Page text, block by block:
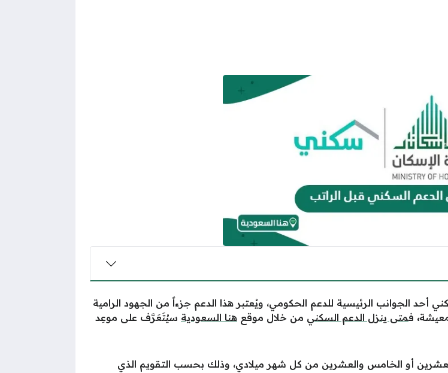
أحد الجوانب الرئيسية للدعم الحكومي، ويُعتبر هذا الدعم جزءاً من الجهود الرامية
، فمتى ينزل الدعم السكني من خلال موقع هنا السعودية سيُتَعَرَّف على موعِد
أو الخامس والعشرين من كل شهر ميلادي، وذلك بحسب التقويم الذي